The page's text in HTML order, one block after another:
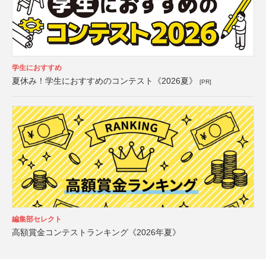
学生におすすめ
夏休み！学生におすすめのコンテスト《2026夏》 [PR]
編集部セレクト
高額賞金コンテストランキング《2026年夏》